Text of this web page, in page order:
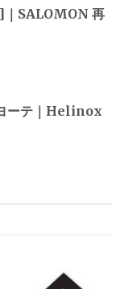
SALOMON 再
ーテ｜Helinox